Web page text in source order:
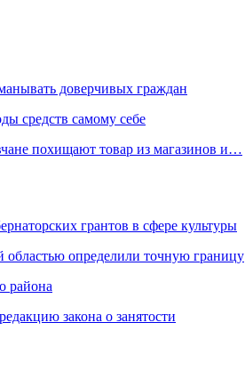
доверчивых граждан
средств самому себе
похищают товар из магазинов и…
грантов в сфере культуры
определили точную границу
района
закона о занятости